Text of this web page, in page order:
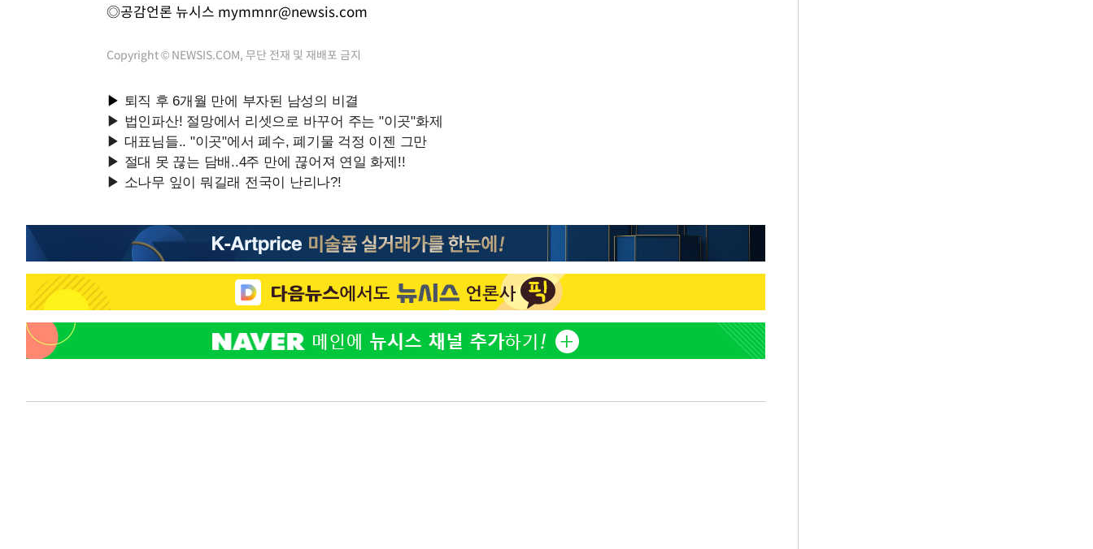
◎공감언론 뉴시스 mymmnr@newsis.com
Copyright © NEWSIS.COM, 무단 전재 및 재배포 금지